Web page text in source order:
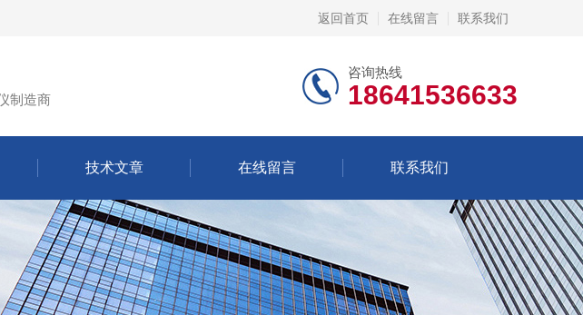
返回首页 在线留言 联系我们
制造商
咨询热线
18641536633
技术文章 在线留言 联系我们